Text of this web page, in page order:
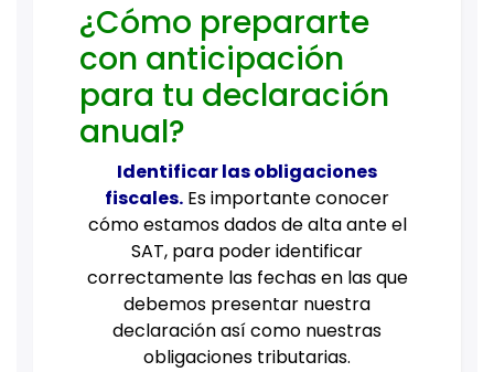
¿Cómo prepararte
con anticipación
para tu declaración
anual?
Identificar las obligaciones
fiscales. Es importante conocer
cómo estamos dados de alta ante el
SAT, para poder identificar
correctamente las fechas en las que
debemos presentar nuestra
declaración así como nuestras
obligaciones tributarias.